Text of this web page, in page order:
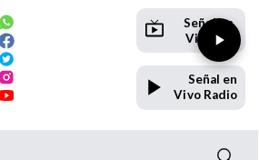
Señal en
Vivo TV
Señal en
Vivo Radio